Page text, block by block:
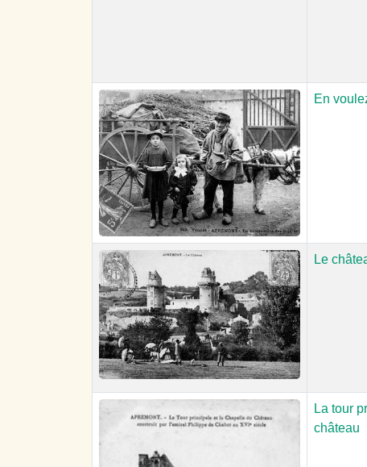
En
Le
La tour
château